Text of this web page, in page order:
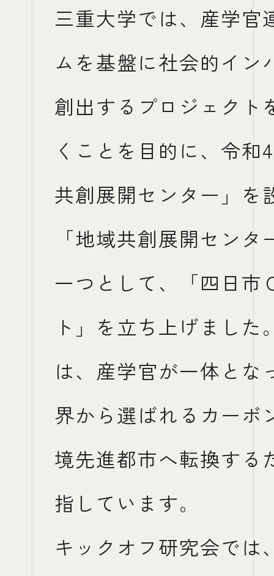
NEWS & TOPICS
ACCESS
NEWS & TOPICS
ACCESS
三重大学では、産学官
ムを基盤に社会的イン
創出するプロジェクト
くことを目的に、令和
共創展開センター」を
「地域共創展開セン
一つとして、「四日市
ト」を立ち上げまし
は、産学官が一体とな
界から選ばれるカーボ
境先進都市へ転換する
指しています。
キックオフ研究会では